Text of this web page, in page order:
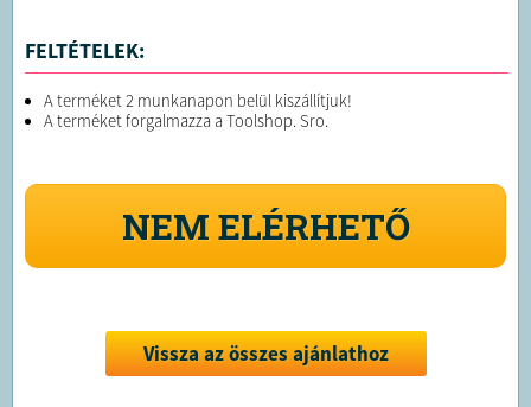
FELTÉTELEK:
A terméket 2 munkanapon belül kiszállítjuk!
A terméket forgalmazza a Toolshop. Sro.
NEM ELÉRHETŐ
Vissza az összes ajánlathoz